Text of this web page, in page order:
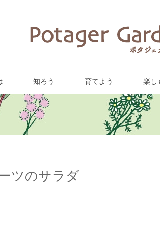
知ろう 育てよう 楽し
ツのサラダ